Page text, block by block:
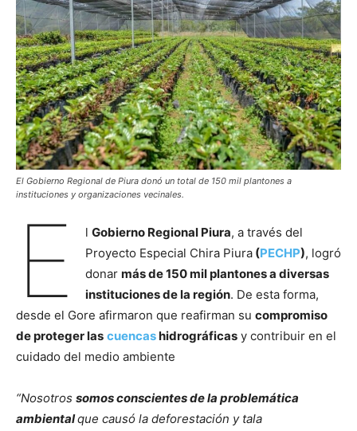
El Gobierno Regional de Piura donó un total de 150 mil plantones a
instituciones y organizaciones vecinales.
E l Gobierno Regional Piura, a través del
Proyecto Especial Chira Piura(PECHP), logró
donar más de 150 mil plantones a diversas
instituciones de la región. De esta forma,
desde el Gore afirmaron que reafirman su compromiso
de proteger las cuencashidrográficas y contribuir en el
cuidado del medio ambiente
“Nosotros somos conscientes de la problemática
ambientalque causó la deforestación y tala